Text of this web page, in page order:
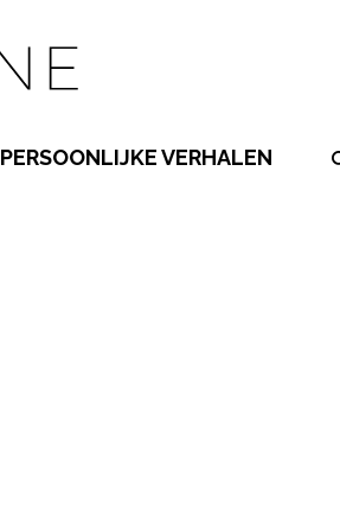
PERSOONLIJKE VERHALEN